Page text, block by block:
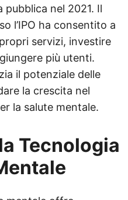
nel 2021. Il
l’IPO ha consentito a
servizi, investire
più utenti.
il potenziale delle
la crescita nel
la salute mentale.
Tecnologia